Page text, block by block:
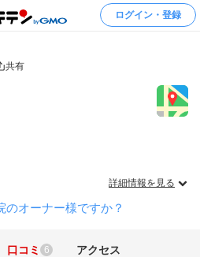
ログイン・登録
共有
詳細情報を見る
のオーナー様ですか？
口コミ 6 アクセス